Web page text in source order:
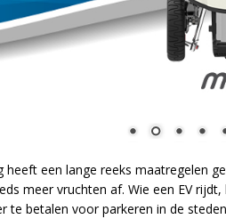
heeft een lange reeks maatregelen
meer vruchten af. Wie een EV
te betalen voor parkeren in de